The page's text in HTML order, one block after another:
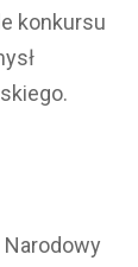
konkursu
Narodowy